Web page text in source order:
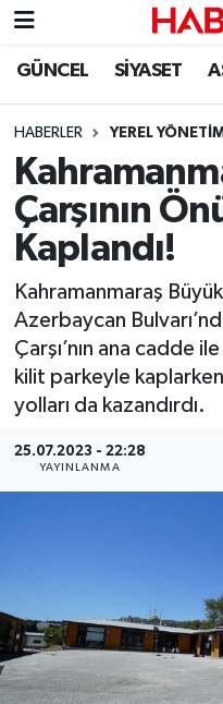
GÜNCEL SİYASET
HABERLER YEREL
Çarşının
Kaplandı!
Kahramanmaraş
Azerbaycan
Çarşı’nın ana cadde
kilit parkeyle
yolları da kazandırdı.
25.07.2023 - 22:28
YAYINLANMA
GÜNCEL
SİYASET
SPOR
YAŞAM
TEKNOLOJİ
SAĞLIK
EĞİTİM
KSÜ
DÜNYA
Nöbetçi Eczaneler
Hava Durumu
Kahramanmaraş
Trafik Durumu
Süper Lig Puan
Tüm Manşetler
Son Dakika
Haber Arşivi